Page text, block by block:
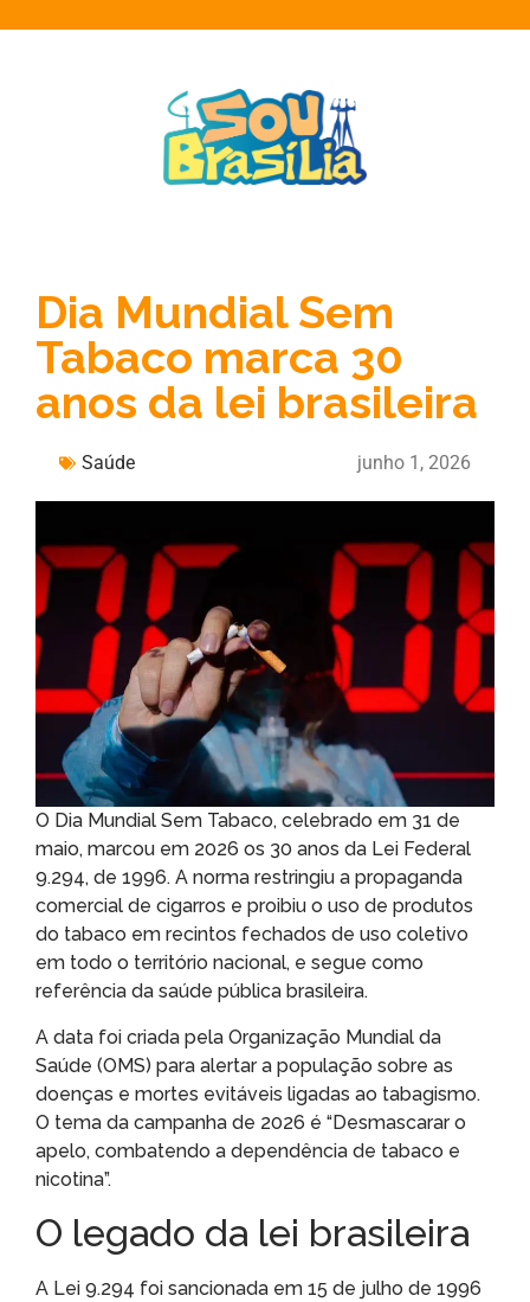
Dia Mundial Sem
Tabaco marca 30
anos da lei brasileira
Saúde junho 1, 2026
O Dia Mundial Sem Tabaco, celebrado em 31 de
maio, marcou em 2026 os 30 anos da Lei Federal
9.294, de 1996. A norma restringiu a propaganda
comercial de cigarros e proibiu o uso de produtos
do tabaco em recintos fechados de uso coletivo
em todo o território nacional, e segue como
referência da saúde pública brasileira.
A data foi criada pela Organização Mundial da
Saúde (OMS) para alertar a população sobre as
doenças e mortes evitáveis ligadas ao tabagismo.
O tema da campanha de 2026 é “Desmascarar o
apelo, combatendo a dependência de tabaco e
nicotina”.
O legado da lei brasileira
A Lei 9.294 foi sancionada em 15 de julho de 1996